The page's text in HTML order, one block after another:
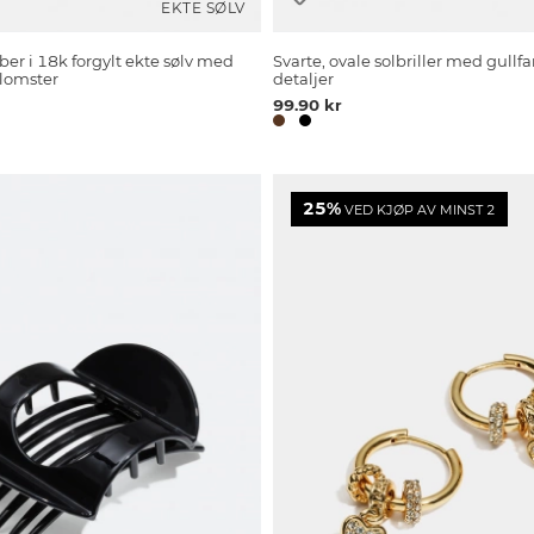
EKTE SØLV
i 18k forgylt ekte sølv med
Svarte, ovale solbriller med
detaljer
99.90 kr
25% VED KJØP AV MINST 2